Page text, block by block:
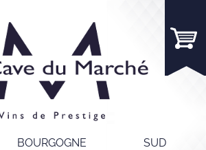
BOURGOGNE
SUD